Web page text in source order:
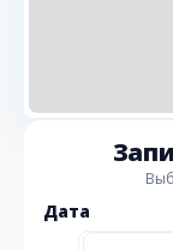
Дата